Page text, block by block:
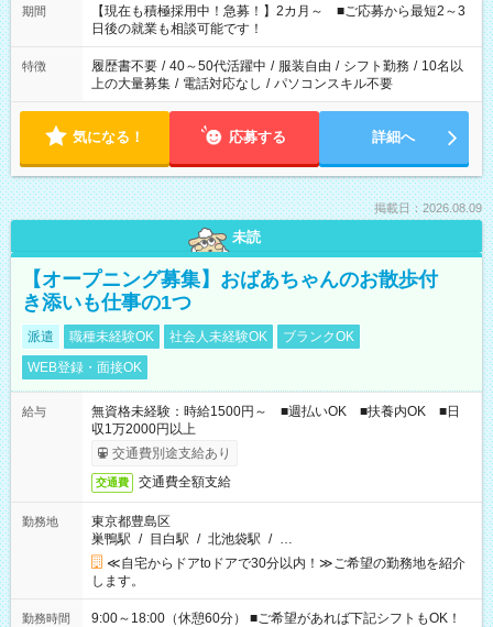
たくない」 など、ご希望を教えてくださいね。 ※Wワーク希望
の方へ 今ご覧のお仕事で希望する勤務時間と、もう1つのお仕事
の勤務時間。 合計で週40時間を超える場合は応募できません。
期間
【現在も積極採用中！急募！】2カ月～ ■ご応募から最短2～3
日後の就業も相談可能です！
特徴 履歴書不要 / 40～50代活躍中 / 服装自由 / シフト勤務 / 10名以
上の大量募集 / 電話対応なし / パソコンスキル不要
気になる！ 応募する 詳細へ
掲載日：2026.08.09
未読
【オープニング募集】おばあちゃんのお散歩付
き添いも仕事の1つ
派遣 職種未経験OK 社会人未経験OK
ブランクOK
WEB登録・面接OK
給与
無資格未経験：時給1500円～ ■週払いOK ■扶養内OK ■日
収1万2000円以上
交通費別途支給あり
交通費 交通費全額支給
勤務地
東京都豊島区
巣鴨駅 / 目白駅 / 北池袋駅 / …
≪自宅からドアtoドアで30分以内！≫ご希望の勤務地を紹介
します。
勤務時間
9:00～18:00（休憩60分） ■ご希望があれば下記シフトもOK！